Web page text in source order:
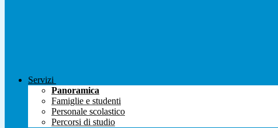
Servizi
Panoramica
Famiglie e studenti
Personale scolastico
Percorsi di studio